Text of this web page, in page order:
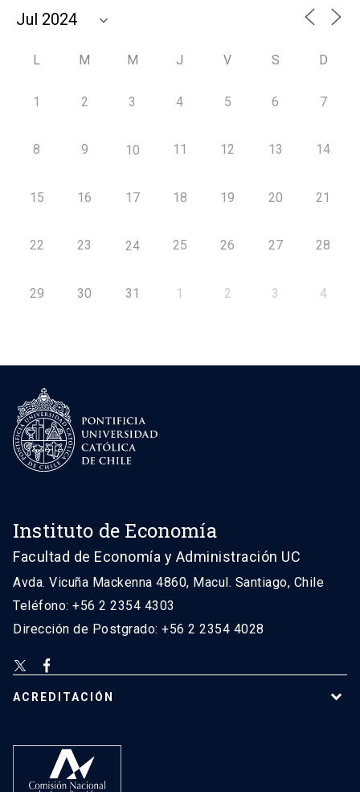
L M M J V S D
1 2 3 4 5 6 7
8 9 10 11 12 13 14
15 16 17 18 19 20 21
22 23 24 25 26 27 28
29 30 31 1 2 3 4
Instituto de Economía
Facultad de Economía y Administración UC
Avda. Vicuña Mackenna 4860, Macul. Santiago, Chile
Teléfono: +56 2 2354 4303
Dirección de Postgrado: +56 2 2354 4028
ACREDITACIÓN